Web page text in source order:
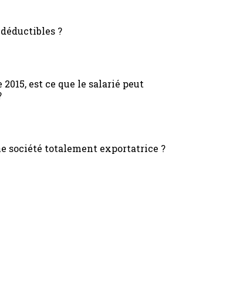
?
est ce que le salarié peut
société totalement exportatrice ?